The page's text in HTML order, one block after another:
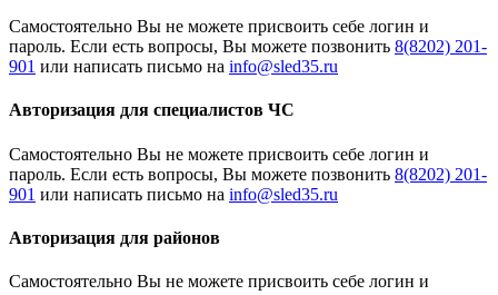
Cамостоятельно Вы не можете присвоить себе логин и
пароль. Если есть вопросы, Вы можете позвонить 8(8202) 201-
901 или написать письмо на
Авторизация для специалистов ЧС
Cамостоятельно Вы не можете присвоить себе логин и
пароль. Если есть вопросы, Вы можете позвонить 8(8202) 201-
901 или написать письмо на
Авторизация для районов
Cамостоятельно Вы не можете присвоить себе логин и